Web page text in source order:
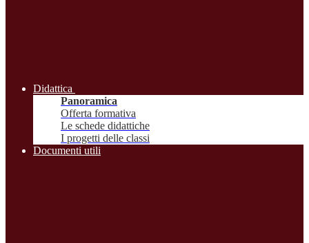
Didattica
Panoramica
Offerta formativa
Le schede didattiche
I progetti delle classi
Documenti utili